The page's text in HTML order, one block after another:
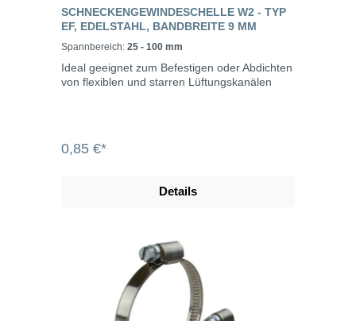
SCHNECKENGEWINDESCHELLE W2 - TYP
EF, EDELSTAHL, BANDBREITE 9 MM
Spannbereich: 25 - 100 mm
Ideal geeignet zum Befestigen oder Abdichten
von flexiblen und starren Lüftungskanälen
0,85 €*
Details